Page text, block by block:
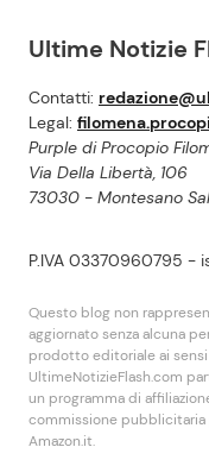
Ultime Notizie
Contatti:
Legal:
Purple di Procopio
Via Della Libertà, 106
73030 - Montesano
P.IVA 03370960795 -
Questo blog non
aggiornato senza alcuna
prodotto editoriale ai
UltimeNotizieFlash.com
un programma di
commissione
Amazon.it.